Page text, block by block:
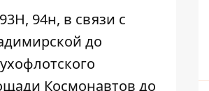
94н, в связи с
до
Космонавтов до